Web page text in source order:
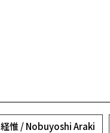
惟 / Nobuyoshi Araki